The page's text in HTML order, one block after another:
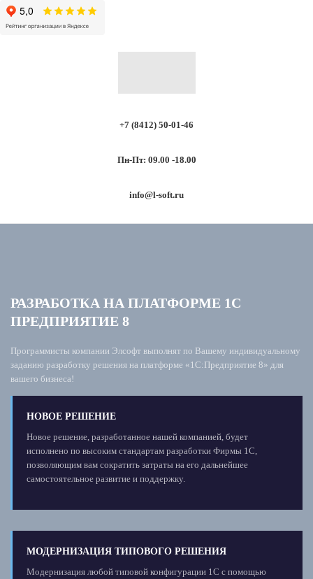
+7 (8412) 50-01-46
Пн-Пт: 09.00 -18.00
info@l-soft.ru
РАЗРАБОТКА НА ПЛАТФОРМЕ 1С
ПРЕДПРИЯТИЕ 8
Программисты компании Элсофт выполнят по Вашему индивидуальному
заданию разработку решения на платформе «1С:Предприятие 8» для
вашего бизнеса!
НОВОЕ РЕШЕНИЕ
Новое решение, разработанное нашей компанией, будет
исполнено по высоким стандартам разработки Фирмы 1С,
позволяющим вам сократить затраты на его дальнейшее
самостоятельное развитие и поддержку.
МОДЕРНИЗАЦИЯ ТИПОВОГО РЕШЕНИЯ
Модернизация любой типовой конфигурации 1С с помощью